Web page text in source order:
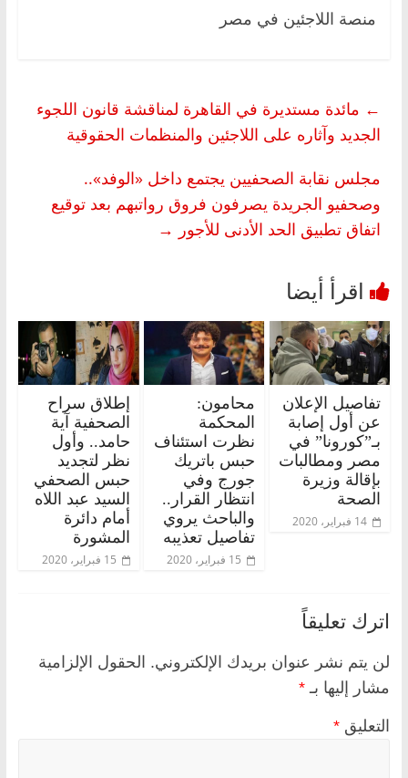
منصة اللاجئين في مصر
← مائدة مستديرة في القاهرة لمناقشة قانون اللجوء
الجديد وآثاره على اللاجئين والمنظمات الحقوقية
مجلس نقابة الصحفيين يجتمع داخل «الوفد»..
وصحفيو الجريدة يصرفون فروق رواتبهم بعد توقيع
اتفاق تطبيق الحد الأدنى للأجور →
تفاصيل الإعلان
عن أول إصابة
بـ”كورونا” في
مصر ومطالبات
بإقالة وزيرة
الصحة
14 فبراير، 2020
محامون:
المحكمة
نظرت استئناف
حبس باتريك
جورج وفي
انتظار القرار..
والباحث يروي
تفاصيل تعذيبه
15 فبراير، 2020
إطلاق سراح
الصحفية آية
حامد.. وأول
نظر لتجديد
حبس الصحفي
السيد عبد اللاه
أمام دائرة
المشورة
15 فبراير، 2020
اترك تعليقاً
لن يتم نشر عنوان بريدك الإلكتروني. الحقول الإلزامية
مشار إليها بـ *
التعليق *